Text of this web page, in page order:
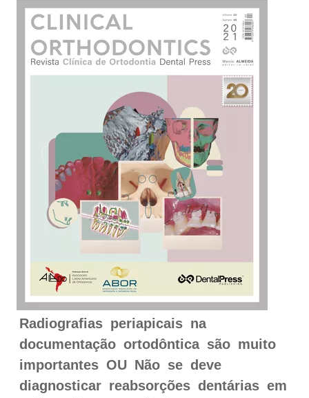
Radiografias periapicais na
documentação ortodôntica são muito
importantes OU Não se deve
diagnosticar reabsorções dentárias em